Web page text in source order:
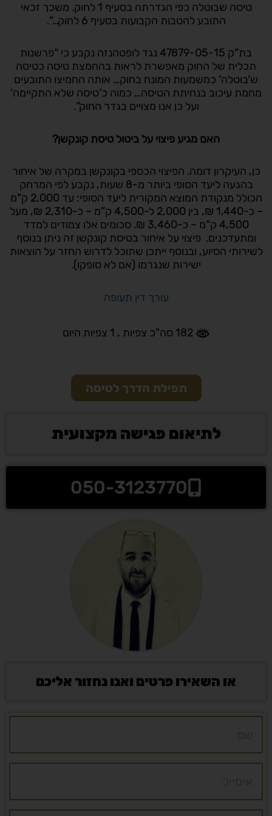
טיסה שבוטלה כפי הגדרתה בסעיף 1 לחוק. משכך זכאי
התובע להטבות הקבועות בסעיף 6 לחוק…”.
בת”ק 47879-05-15 נגד לופטהנזה נקבע כי “פרשנות
תכלית של החוק מאפשרת לראות בהחמצת טיסה כטיסה
ש’בוטלה’ כמשמעות המונח בחוק… אותה החמיצו התובעים
מחמת עיכוב בנחיתת הטיסה… כמוה כ’טיסה שלא התקיימה’
ועל כן אנו מצויים בגדר החוק”.
האם מגיע פיצוי על ביטול טיסת קונקשן?
כן, העיקרון דומה. הפיצוי הכספי בקונקשן במקרה של איחור
בהגעה ליעד הסופי ביותר מ-8 שעות, נקבע לפי המרחק
הכולל מנקודת המוצא המקורית ליעד הסופי: עד 2,000 ק”מ
– כ-1,440 ₪, בין 2,000 ל-4,500 ק”מ – כ-2,310 ₪, מעל
4,500 ק”מ – כ-3,460 ₪. סכומים אלו צמודים למדד
ומתעדכנים. פיצוי על איחור בטיסת קונקשן זה ניתן בנוסף
לשירותי הסיוע, ובנוסף ייתכן שתוכל לדרוש החזר על הוצאות
ישירות שנגרמו (אם לא סופקו).
עורך דין תעופה
182 סה"כ צפיות , 1 צפיות היום
תפילת הדרך לטיסה
לתיאום פגישה מקצועית
050-3123770
או השאירו פרטים ואנו נחזור אליכם
שם
אימייל